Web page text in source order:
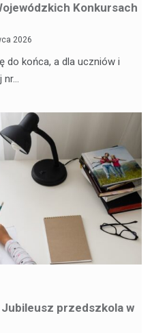
Konkursach
2026
do końca, a dla uczniów i
nr…
Jubileusz przedszkola w